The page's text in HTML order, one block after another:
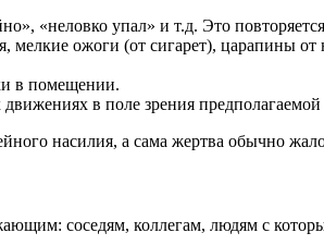
«неловко упал» и т.д. Это
ожоги (от сигарет), царапины от
в помещении.
в поле зрения
насилия, а сама жертва обычно
соседям, коллегам, людям с